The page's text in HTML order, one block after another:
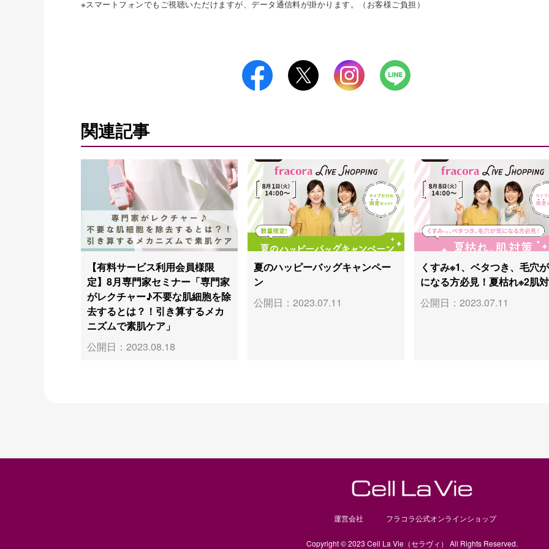
※スマートフォンでもご視聴いただけますが、データ通信料が掛かります。（お客様ご負担）
関連記事
【有料サービス利用会員様限
定】8月専門家セミナー「専門家
がレクチャー♪不要な肌細胞を除
去するとは？！引き算するメカ
ニズムで素肌ケア」
公開日：2023.08.18
夏のハッピーバッグキャンペー
ン
公開日：2023.07.11
くすみ※1、ベタつき、毛穴
になる方必見！夏枯れ※2肌
公開日：2023.07.11
運営会社 フラコラ公式オンラインショップ
Copyright © 2023 Cell La Vie（セラヴィ） All Rights Reserved.